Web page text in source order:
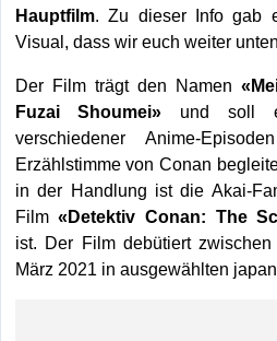
Hauptfilm. Zu dieser Info gab
Visual, dass wir euch weiter
Der Film trägt den Namen
Fuzai Shoumei» und soll
verschiedener Anime-
Erzählstimme von Conan
in der Handlung ist die Akai-
Film«Detektiv Conan: The
ist. Der Film debütiert
März 2021 in ausgewählten